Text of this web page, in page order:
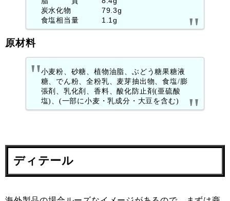
炭水化物 79.3g
食塩相当量 1.1g
原材料
小麦粉、砂糖、植物油脂、ぶどう糖果糖液
糖、でん粉、全粉乳、麦芽抽出物、食塩/膨
張剤、乳化剤、香料、酸化防止剤(亜硫酸
塩)、(一部に小麦・乳成分・大豆を含む)
ディテール